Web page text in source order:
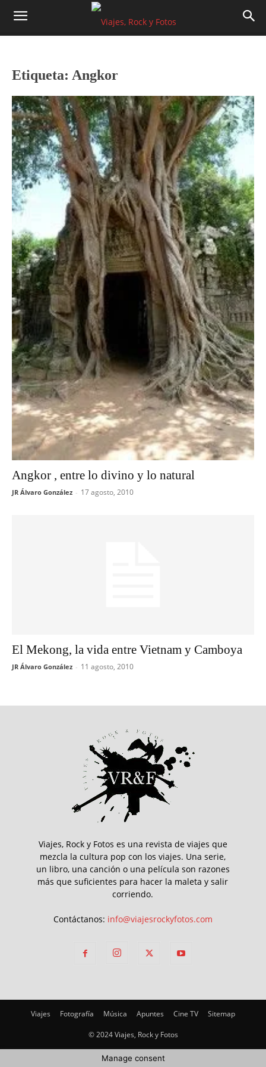
Etiqueta: Angkor
Angkor , entre lo divino y lo natural
JR Álvaro González - 17 agosto, 2010
El Mekong, la vida entre Vietnam y Camboya
JR Álvaro González - 11 agosto, 2010
Viajes, Rock y Fotos es una revista de viajes que
mezcla la cultura pop con los viajes. Una serie,
un libro, una canción o una película son razones
más que suficientes para hacer la maleta y salir
corriendo.
Contáctanos: info@viajesrockyfotos.com
Viajes Fotografía Música Apuntes Cine TV Sitemap
© 2024 Viajes, Rock y Fotos
Manage consent